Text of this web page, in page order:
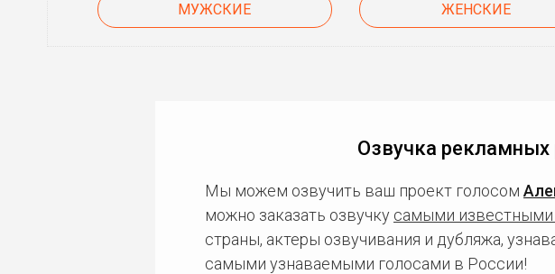
МУЖСКИЕ ЖЕНСКИЕ
Озвучка рекламных
Мы можем озвучить ваш проект голосом
можно заказать озвучку самыми
страны, актеры озвучивания и дубляжа,
самыми узнаваемыми голосами в России!